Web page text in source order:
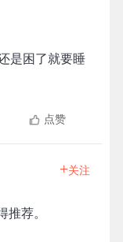
是困了就要睡
点赞
+关注
推荐。